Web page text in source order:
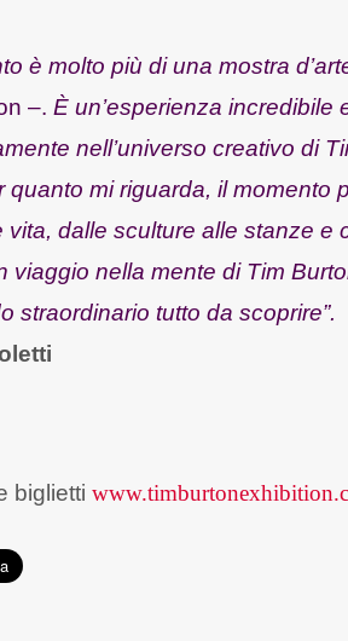
è molto più di una mostra
–. È un’esperienza incredibile
nell’universo creativo di
quanto mi riguarda, il
vita, dalle sculture alle stanze e
viaggio nella mente di Tim
straordinario tutto da scoprire”.
biglietti www.